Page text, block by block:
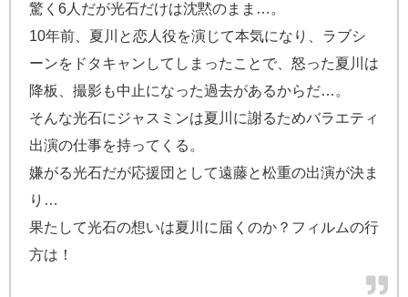
驚く6人だが光石だけは沈黙のまま…。
10年前、夏川と恋人役を演じて本気になり、ラブシ
ーンをドタキャンしてしまったことで、怒った夏川は
降板、撮影も中止になった過去があるからだ…。
そんな光石にジャスミンは夏川に謝るためバラエティ
出演の仕事を持ってくる。
嫌がる光石だが応援団として遠藤と松重の出演が決ま
り…
果たして光石の想いは夏川に届くのか？フィルムの行
方は！